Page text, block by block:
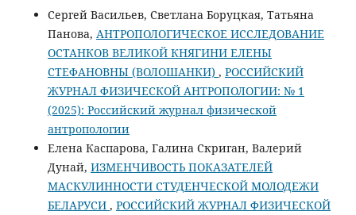
Сергей Васильев, Светлана Боруцкая, Татьяна
Панова, АНТРОПОЛОГИЧЕСКОЕ ИССЛЕДОВАНИЕ
ОСТАНКОВ ВЕЛИКОЙ КНЯГИНИ ЕЛЕНЫ
СТЕФАНОВНЫ (ВОЛОШАНКИ) , РОССИЙСКИЙ
ЖУРНАЛ ФИЗИЧЕСКОЙ АНТРОПОЛОГИИ: № 1
(2025): Российский журнал физической
антропологии
Елена Каспарова, Галина Скриган, Валерий
Дунай, ИЗМЕНЧИВОСТЬ ПОКАЗАТЕЛЕЙ
МАСКУЛИННОСТИ СТУДЕНЧЕСКОЙ МОЛОДЕЖИ
БЕЛАРУСИ , РОССИЙСКИЙ ЖУРНАЛ ФИЗИЧЕСКОЙ